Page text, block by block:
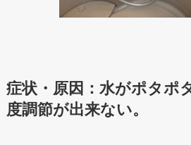
症状・原因：水がポタポ
度調節が出来ない。